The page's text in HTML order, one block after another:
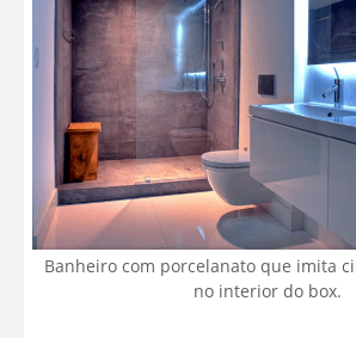
Banheiro com porcelanato que imita
no interior do box.